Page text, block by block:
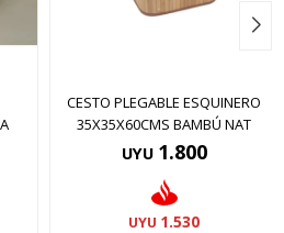
CESTO PLEGABLE ESQUINERO
35X35X60CMS BAMBÚ NAT
UYU 1.800
UYU 1.530